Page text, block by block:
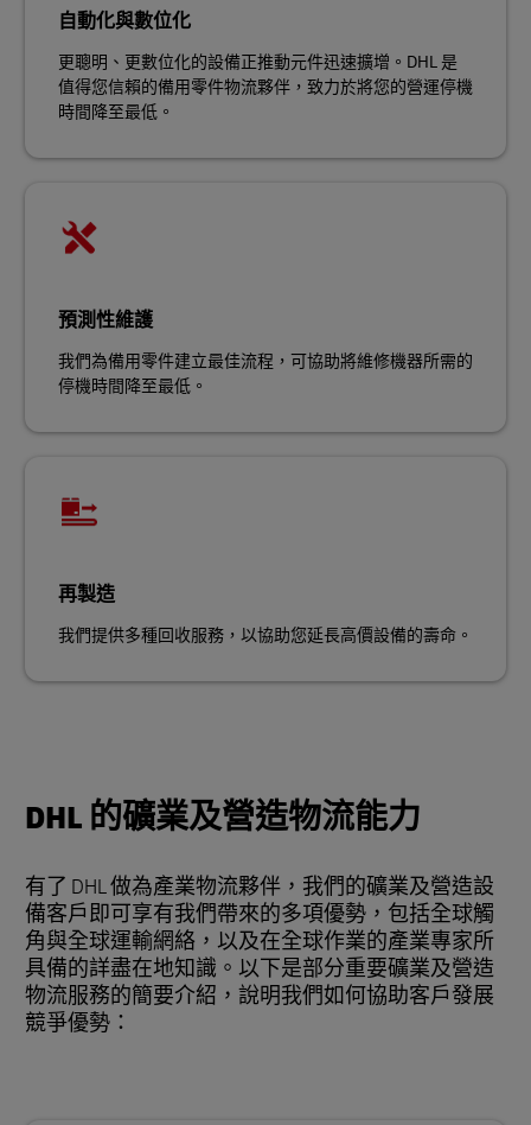
自動化與數位化
更聰明、更數位化的設備正推動元件迅速擴增。DHL 是
值得您信賴的備用零件物流夥伴，致力於將您的營運停機
時間降至最低。
預測性維護
我們為備用零件建立最佳流程，可協助將維修機器所需的
停機時間降至最低。
再製造
我們提供多種回收服務，以協助您延長高價設備的壽命。
DHL 的礦業及營造物流能力
有了 DHL 做為產業物流夥伴，我們的礦業及營造設
備客戶即可享有我們帶來的多項優勢，包括全球觸
角與全球運輸網絡，以及在全球作業的產業專家所
具備的詳盡在地知識。以下是部分重要礦業及營造
物流服務的簡要介紹，說明我們如何協助客戶發展
競爭優勢：